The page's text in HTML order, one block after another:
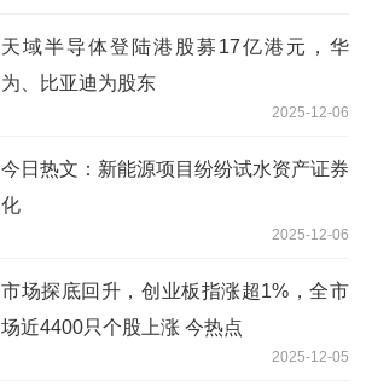
天域半导体登陆港股募17亿港元，华
为、比亚迪为股东
2025-12-06
今日热文：新能源项目纷纷试水资产证券
化
2025-12-06
市场探底回升，创业板指涨超1%，全市
场近4400只个股上涨 今热点
2025-12-05